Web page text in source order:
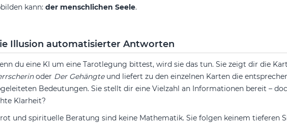
kann: der menschlichen Seele.
Illusion automatisierter Antworten
du eine KI um eine Tarotlegung bittest, wird sie das tun. Sie zeigt dir die
oder Der Gehängteund liefert zu den einzelnen Karten die
Bedeutungen. Sie stellt dir eine Vielzahl an Informationen bereit –
Klarheit?
und spirituelle Beratung sind keine Mathematik. Sie folgen keinem tieferen